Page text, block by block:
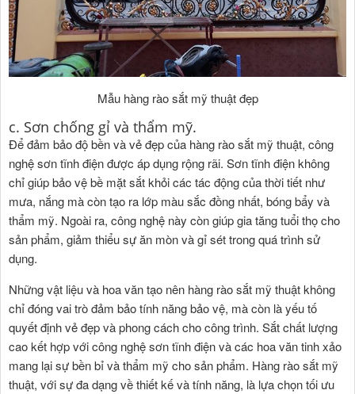
Mẫu hàng rào sắt mỹ thuật đẹp
c. Sơn chống gỉ và thẩm mỹ.
Để đảm bảo độ bền và vẻ đẹp của hàng rào sắt mỹ thuật, công
nghệ sơn tĩnh điện được áp dụng rộng rãi. Sơn tĩnh điện không
chỉ giúp bảo vệ bề mặt sắt khỏi các tác động của thời tiết như
mưa, nắng mà còn tạo ra lớp màu sắc đồng nhất, bóng bẩy và
thẩm mỹ. Ngoài ra, công nghệ này còn giúp gia tăng tuổi thọ cho
sản phẩm, giảm thiểu sự ăn mòn và gỉ sét trong quá trình sử
dụng.
Những vật liệu và hoa văn tạo nên hàng rào sắt mỹ thuật không
chỉ đóng vai trò đảm bảo tính năng bảo vệ, mà còn là yếu tố
quyết định vẻ đẹp và phong cách cho công trình. Sắt chất lượng
cao kết hợp với công nghệ sơn tĩnh điện và các hoa văn tinh xảo
mang lại sự bền bỉ và thẩm mỹ cho sản phẩm. Hàng rào sắt mỹ
thuật, với sự đa dạng về thiết kế và tính năng, là lựa chọn tối ưu